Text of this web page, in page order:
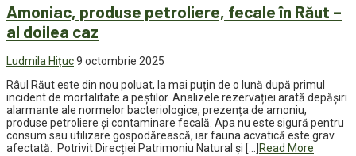
Amoniac, produse petroliere, fecale în Răut –
al doilea caz
Ludmila Hițuc9 octombrie 2025
Râul Răut este din nou poluat, la mai puțin de o lună după primul
incident de mortalitate a peștilor. Analizele rezervației arată depășiri
alarmante ale normelor bacteriologice, prezența de amoniu,
produse petroliere și contaminare fecală. Apa nu este sigură pentru
consum sau utilizare gospodărească, iar fauna acvatică este grav
afectată. Potrivit Direcției Patrimoniu Natural și […] Read More